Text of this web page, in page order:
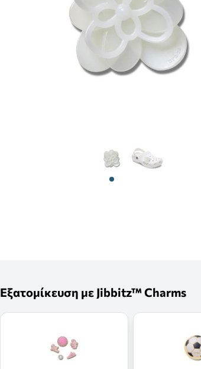
View larger image
Εξατομίκευση με Jibbitz™ Charms